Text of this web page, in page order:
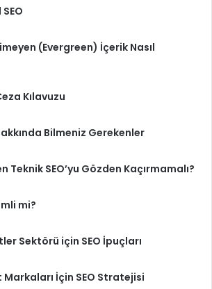
(Evergreen) İçerik Nasıl
Kılavuzu
Bilmeniz Gerekenler
Teknik SEO’yu Gözden Kaçırmamalı?
mi?
Sektörü için SEO İpuçları
İçin SEO Stratejisi